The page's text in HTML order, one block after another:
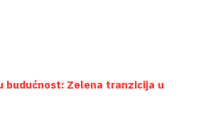
budućnost: Zelena tranzicija u